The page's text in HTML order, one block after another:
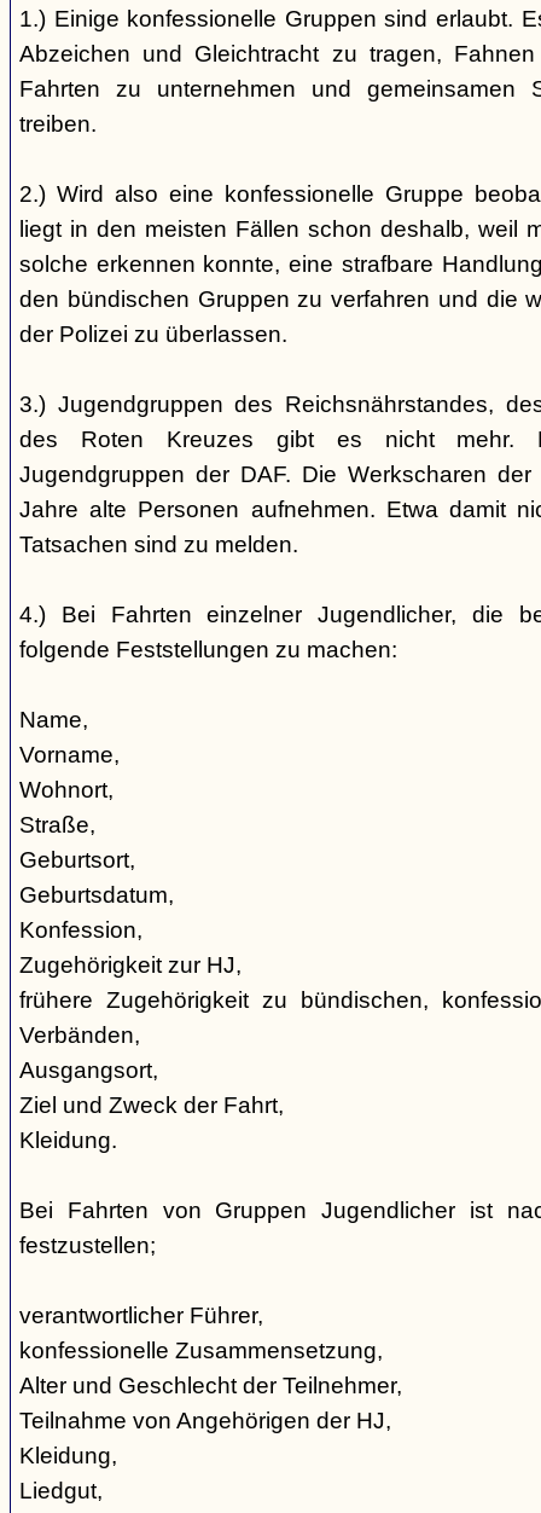
1.) Einige konfessionelle Gruppen sind erlaubt.
Abzeichen und Gleichtracht zu tragen,
Fahrten zu unternehmen und gemeinsamen
treiben.
2.) Wird also eine konfessionelle Gruppe
liegt in den meisten Fällen schon deshalb, weil
solche erkennen konnte, eine strafbare
den bündischen Gruppen zu verfahren und die
der Polizei zu überlassen.
3.) Jugendgruppen des Reichsnährstandes,
des Roten Kreuzes gibt es nicht mehr.
Jugendgruppen der DAF. Die Werkscharen
Jahre alte Personen aufnehmen. Etwa damit
Tatsachen sind zu melden.
4.) Bei Fahrten einzelner Jugendlicher, die
folgende Feststellungen zu machen:
Name,
Vorname,
Wohnort,
Straße,
Geburtsort,
Geburtsdatum,
Konfession,
Zugehörigkeit zur HJ,
frühere Zugehörigkeit zu bündischen,
Verbänden,
Ausgangsort,
Ziel und Zweck der Fahrt,
Kleidung.
Bei Fahrten von Gruppen Jugendlicher ist
festzustellen;
verantwortlicher Führer,
konfessionelle Zusammensetzung,
Alter und Geschlecht der Teilnehmer,
Teilnahme von Angehörigen der HJ,
Kleidung,
Liedgut,